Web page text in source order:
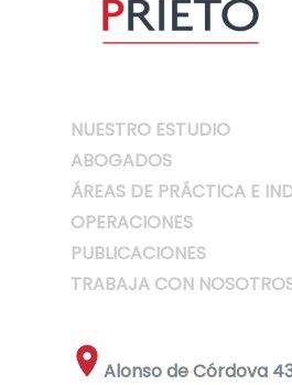
NUESTRO ESTUDIO
ABOGADOS
ÁREAS DE PRÁCTICA E
OPERACIONES
PUBLICACIONES
TRABAJA CON
Alonso de Córdova